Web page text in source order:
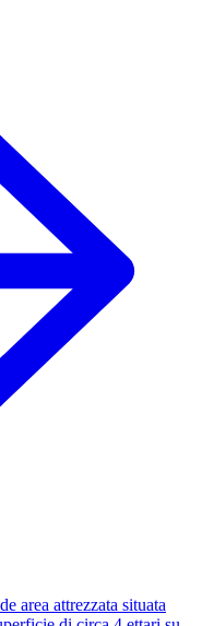
area attrezzata situata